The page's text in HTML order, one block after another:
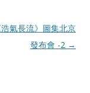
氣長流》圖集北京
發布會 -2 →